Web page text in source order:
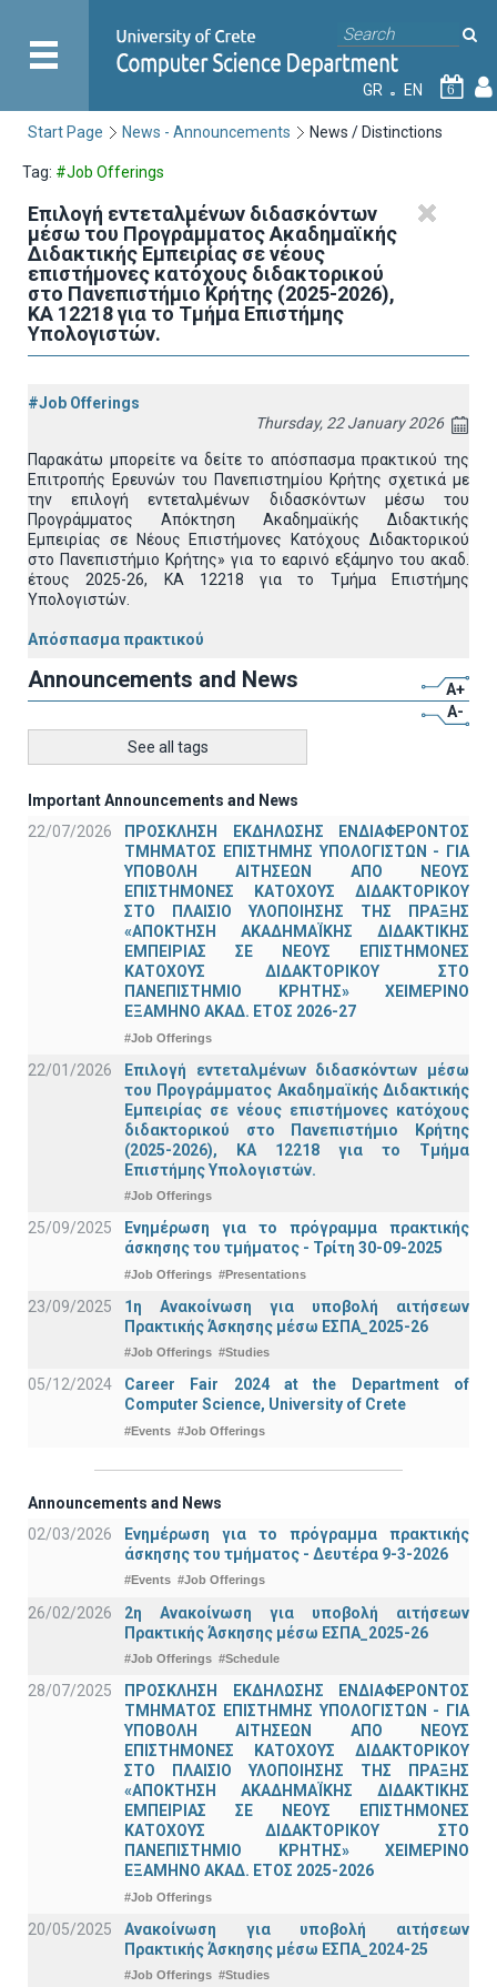
GR EN 6
Start Page News - Announcements News / Distinctions
Tag: #Job Offerings
Επιλογή εντεταλμένων διδασκόντων
μέσω του Προγράμματος Ακαδημαϊκής
Διδακτικής Εμπειρίας σε νέους
επιστήμονες κατόχους διδακτορικού
στο Πανεπιστήμιο Κρήτης (2025-2026),
ΚΑ 12218 για το Τμήμα Επιστήμης
Υπολογιστών.
#Job Offerings
Thursday, 22 January 2026
Παρακάτω μπορείτε να δείτε το απόσπασμα πρακτικού της
Επιτροπής Ερευνών του Πανεπιστημίου Κρήτης σχετικά με
την επιλογή εντεταλμένων διδασκόντων μέσω του
Προγράμματος Απόκτηση Ακαδημαϊκής Διδακτικής
Εμπειρίας σε Νέους Επιστήμονες Κατόχους Διδακτορικού
στο Πανεπιστήμιο Κρήτης» για το εαρινό εξάμηνο του ακαδ.
έτους 2025-26, ΚΑ 12218 για το Τμήμα Επιστήμης
Υπολογιστών.
Απόσπασμα πρακτικού
Announcements and News
A+
A-
See all tags
Important Announcements and News
22/07/2026
ΠΡΟΣΚΛΗΣΗ ΕΚΔΗΛΩΣΗΣ ΕΝΔΙΑΦΕΡΟΝΤΟΣ
ΤΜΗΜΑΤΟΣ ΕΠΙΣΤΗΜΗΣ ΥΠΟΛΟΓΙΣΤΩΝ - ΓΙΑ
ΥΠΟΒΟΛΗ ΑΙΤΗΣΕΩΝ ΑΠΟ ΝΕΟΥΣ
ΕΠΙΣΤΗΜΟΝΕΣ ΚΑΤΟΧΟΥΣ ΔΙΔΑΚΤΟΡΙΚΟΥ
ΣΤΟ ΠΛΑΙΣΙΟ ΥΛΟΠΟΙΗΣΗΣ ΤΗΣ ΠΡΑΞΗΣ
«ΑΠΟΚΤΗΣΗ ΑΚΑΔΗΜΑΪΚΗΣ ΔΙΔΑΚΤΙΚΗΣ
ΕΜΠΕΙΡΙΑΣ ΣΕ ΝΕΟΥΣ ΕΠΙΣΤΗΜΟΝΕΣ
ΚΑΤΟΧΟΥΣ ΔΙΔΑΚΤΟΡΙΚΟΥ ΣΤΟ
ΠΑΝΕΠΙΣΤΗΜΙΟ ΚΡΗΤΗΣ» ΧΕΙΜΕΡΙΝΟ
ΕΞΑΜΗΝΟ ΑΚΑΔ. ΕΤΟΣ 2026-27
#Job Offerings
22/01/2026
Επιλογή εντεταλμένων διδασκόντων μέσω
του Προγράμματος Ακαδημαϊκής Διδακτικής
Εμπειρίας σε νέους επιστήμονες κατόχους
διδακτορικού στο Πανεπιστήμιο Κρήτης
(2025-2026), ΚΑ 12218 για το Τμήμα
Επιστήμης Υπολογιστών.
#Job Offerings
25/09/2025
Ενημέρωση για το πρόγραμμα πρακτικής
άσκησης του τμήματος - Τρίτη 30-09-2025
#Job Offerings #Presentations
23/09/2025
1η Ανακοίνωση για υποβολή αιτήσεων
Πρακτικής Άσκησης μέσω ΕΣΠΑ_2025-26
#Job Offerings #Studies
05/12/2024
Career Fair 2024 at the Department of
Computer Science, University of Crete
#Events #Job Offerings
Announcements and News
02/03/2026
Ενημέρωση για το πρόγραμμα πρακτικής
άσκησης του τμήματος - Δευτέρα 9-3-2026
#Events #Job Offerings
26/02/2026
2η Ανακοίνωση για υποβολή αιτήσεων
Πρακτικής Άσκησης μέσω ΕΣΠΑ_2025-26
#Job Offerings #Schedule
28/07/2025
ΠΡΟΣΚΛΗΣΗ ΕΚΔΗΛΩΣΗΣ ΕΝΔΙΑΦΕΡΟΝΤΟΣ
ΤΜΗΜΑΤΟΣ ΕΠΙΣΤΗΜΗΣ ΥΠΟΛΟΓΙΣΤΩΝ - ΓΙΑ
ΥΠΟΒΟΛΗ ΑΙΤΗΣΕΩΝ ΑΠΟ ΝΕΟΥΣ
ΕΠΙΣΤΗΜΟΝΕΣ ΚΑΤΟΧΟΥΣ ΔΙΔΑΚΤΟΡΙΚΟΥ
ΣΤΟ ΠΛΑΙΣΙΟ ΥΛΟΠΟΙΗΣΗΣ ΤΗΣ ΠΡΑΞΗΣ
«ΑΠΟΚΤΗΣΗ ΑΚΑΔΗΜΑΪΚΗΣ ΔΙΔΑΚΤΙΚΗΣ
ΕΜΠΕΙΡΙΑΣ ΣΕ ΝΕΟΥΣ ΕΠΙΣΤΗΜΟΝΕΣ
ΚΑΤΟΧΟΥΣ ΔΙΔΑΚΤΟΡΙΚΟΥ ΣΤΟ
ΠΑΝΕΠΙΣΤΗΜΙΟ ΚΡΗΤΗΣ» ΧΕΙΜΕΡΙΝΟ
ΕΞΑΜΗΝΟ ΑΚΑΔ. ΕΤΟΣ 2025-2026
#Job Offerings
20/05/2025
Ανακοίνωση για υποβολή αιτήσεων
Πρακτικής Άσκησης μέσω ΕΣΠΑ_2024-25
#Job Offerings #Studies